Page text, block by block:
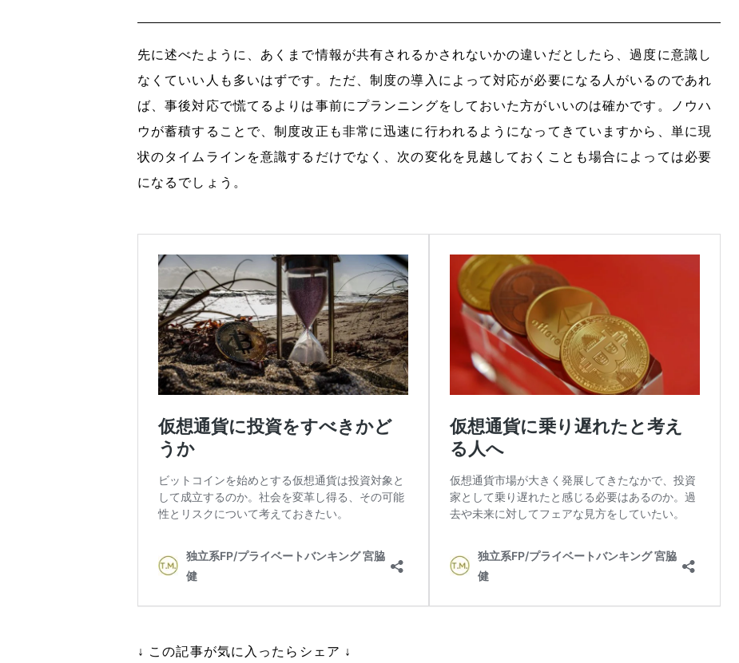
先に述べたように、あくまで情報が共有されるかされないかの違いだとしたら、過度に意識し
なくていい人も多いはずです。ただ、制度の導入によって対応が必要になる人がいるのであれ
ば、事後対応で慌てるよりは事前にプランニングをしておいた方がいいのは確かです。ノウハ
ウが蓄積することで、制度改正も非常に迅速に行われるようになってきていますから、単に現
状のタイムラインを意識するだけでなく、次の変化を見越しておくことも場合によっては必要
になるでしょう。
↓ この記事が気に入ったらシェア ↓